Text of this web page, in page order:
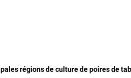
régions de culture de poires de